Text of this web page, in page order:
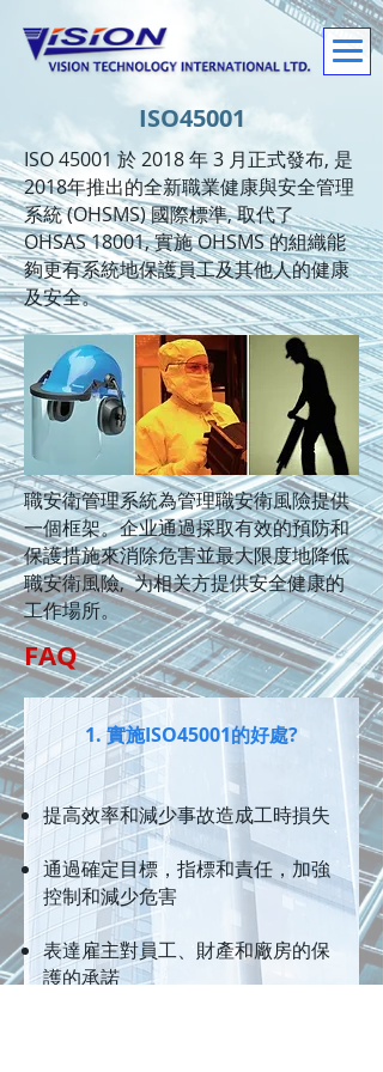
ISO45001
ISO 45001 於 2018 年 3 月正式發布, 是
2018年推出的全新職業健康與安全管理
系統 (OHSMS) 國際標準, 取代了
OHSAS 18001, 實施 OHSMS 的組織能
夠更有系統地保護員工及其他人的健康
及安全。
職安衛管理系統為管理職安衛風險提供
一個框架。企业通過採取有效的預防和
保護措施來消除危害並最大限度地降低
職安衛風險, 为相关方提供安全健康的
工作場所。
FAQ
1. 實施ISO45001的好處?
提高效率和減少事故造成工時損失
通過確定目標，指標和責任，加強
控制和減少危害
表達雇主對員工、財產和廠房的保
護的承諾